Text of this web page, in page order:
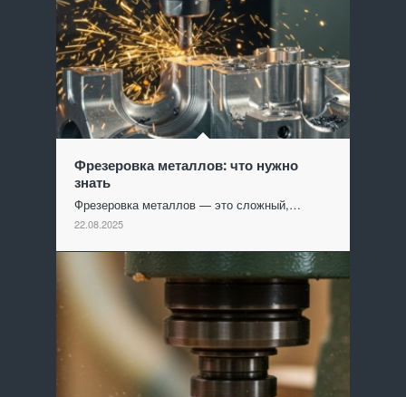
Фрезеровка металлов: что нужно
знать
Фрезеровка металлов — это сложный,…
22.08.2025